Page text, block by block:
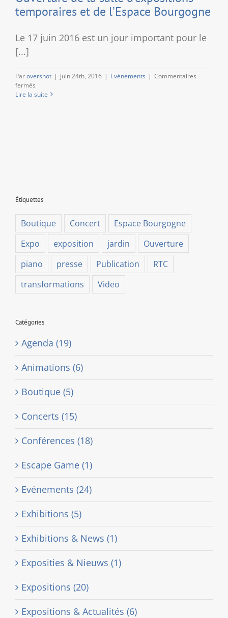
temporaires et de l’Espace Bourgogne
Le 17 juin 2016 est un jour important pour le
[...]
Parovershot | juin 24th, 2016 | Evénements | Commentaires
fermés
Ouverture
de
Lire la suite
Étiquettes
Boutique Concert
Espace Bourgogne
Expo
exposition jardin
Ouverture
piano
presse Publication
RTC
transformations
Video
Catégories
Agenda (19)
Animations (6)
Boutique (5)
Concerts (15)
Conférences (18)
Escape Game (1)
Evénements (24)
Exhibitions (5)
Exhibitions & News (1)
Exposities & Nieuws (1)
Expositions (20)
Expositions & Actualités (6)